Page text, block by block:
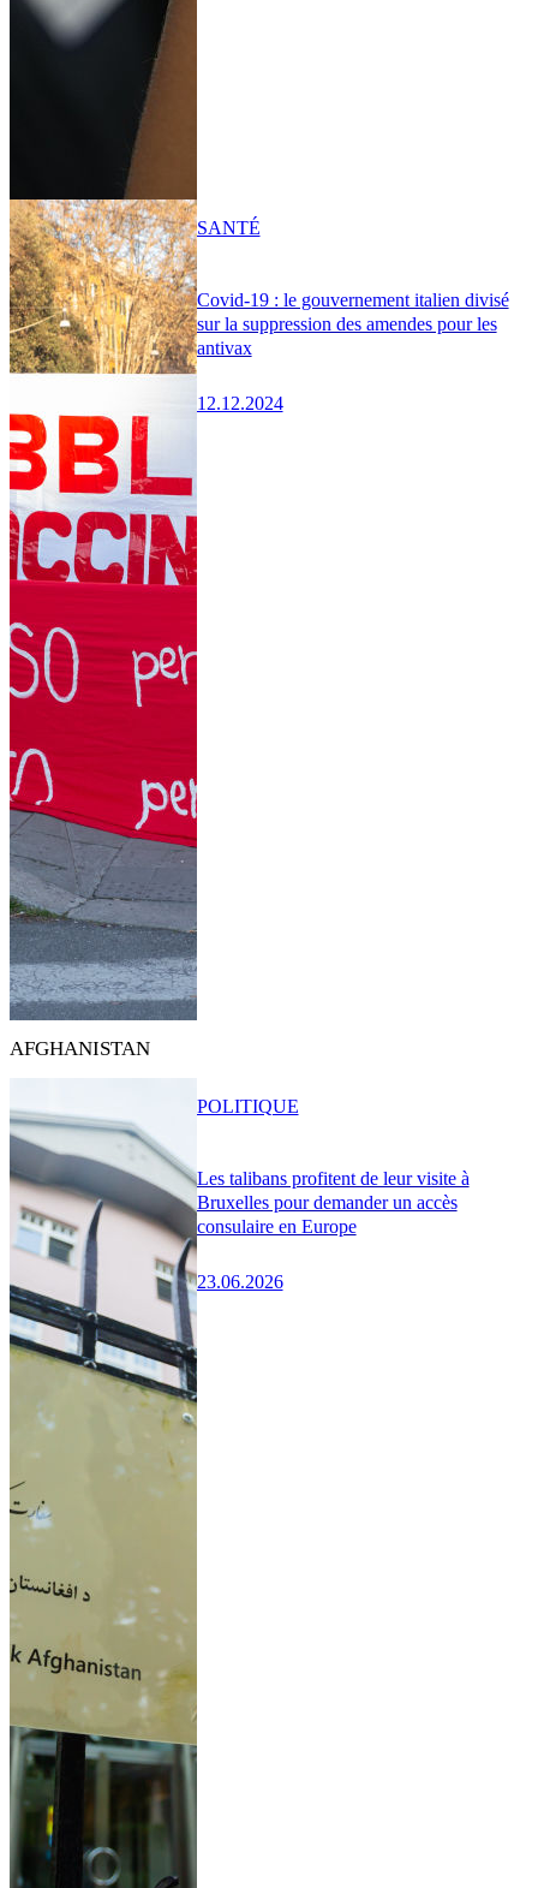
Covid-19 : le gouvernement italien divisé
sur la suppression des amendes pour les
antivax
12.12.2024
SANTÉ
AFGHANISTAN
Les talibans profitent de leur visite à
Bruxelles pour demander un accès
consulaire en Europe
23.06.2026
POLITIQUE